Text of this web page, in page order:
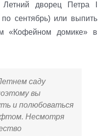
дворец Петра I
сентябрь) или выпить
«Кофейном домике» в
саду
вы
и полюбоваться
Несмотря